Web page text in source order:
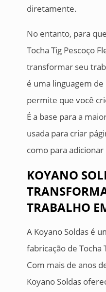
diretamente.
No entanto, para
Tocha Tig Pescoço
transformar seu
é uma linguagem
permite que você
É a base para a
usada para criar
como para
KOYANO
TRABALHO
A Koyano Soldas é
fabricação de Tocha
Com mais de anos
Koyano Soldas